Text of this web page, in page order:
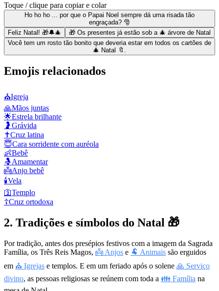
Toque / clique para copiar e colar
Ho ho ho ... por que o Papai Noel sempre dá uma risada tão
engraçada? 🎅
Feliz Natal! 🎁🔔🎄
🎁 Os presentes já estão sob a 🎄 árvore de Natal
Você tem um rosto tão bonito que deveria estar em todos os cartões de
🎄 Natal 🔖.
Emojis relacionados
⛪Igreja
🙏Mãos juntas
🌟Estrela brilhante
🤰 Grávida
✝️Cruz latina
😇Cara sorridente com auréola
👶Bebê
🤱 Amamentar
👼Anjo bebê
🕯️Vela
🛐Templo
☦️Cruz ortodoxa
2. Tradições e símbolos do Natal 🎁
Por tradição, antes dos presépios festivos com a imagem da Sagrada
Família, os Três Reis Magos, 👼 Anjos e 🐏 Animais são erguidos
em ⛪ Igrejas e templos. E em um feriado após o solene 🙏 Serviço
divino, as pessoas religiosas se reúnem com toda a 👪 Família na